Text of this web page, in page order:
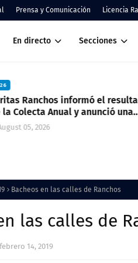
Prensa y Comunicación Licencia
En directo Secciones
Ranchos informó el
la Colecta Anual y anunció una
feria solidaria
05, 2026
Bacheos en las calles de Ranchos
las calles de
febrero 14, 2019